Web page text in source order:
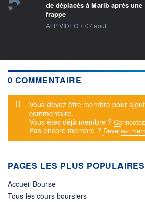
de déplacés à Marib après une
frappe
information fournie par
AFP VIDEO • 07 août
0 COMMENTAIRE
Message d'alerte
Vous devez être membre pour
commentaire.
Vous êtes déjà membre ?
Pas encore membre ? Devenez
PAGES LES PLUS POPULAIRES
Accueil Bourse
Tous les cours boursiers